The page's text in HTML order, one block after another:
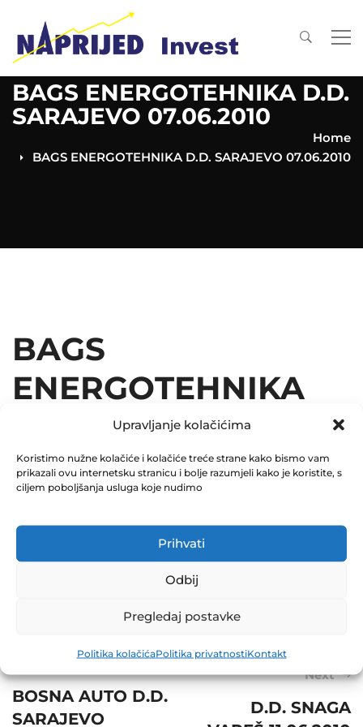
Upravljanje kolačićima
Koristimo nužne kolačiće i kolačiće treće strane kako bismo vam
prikazali ovu internetsku stranicu i bolje razumjeli kako je koristite, s
ciljem poboljšanja usluga koje nudimo
Prihvati
Odbij
Pregledaj postavke
Politika kolačićaPolitika privatnostiKontakt
BAGS ENERGOTEHNIKA D.D.
SARAJEVO 07.06.2010
Home
BAGS ENERGOTEHNIKA D.D. SARAJEVO 07.06.2010
BAGS
ENERGOTEHNIKA
D.D. SARAJEVO
07.06.2010
December 31, 2010
Share
navigation
BOSNA AUTO D.D.
SARAJEVO
Next
D.D. SNAGA